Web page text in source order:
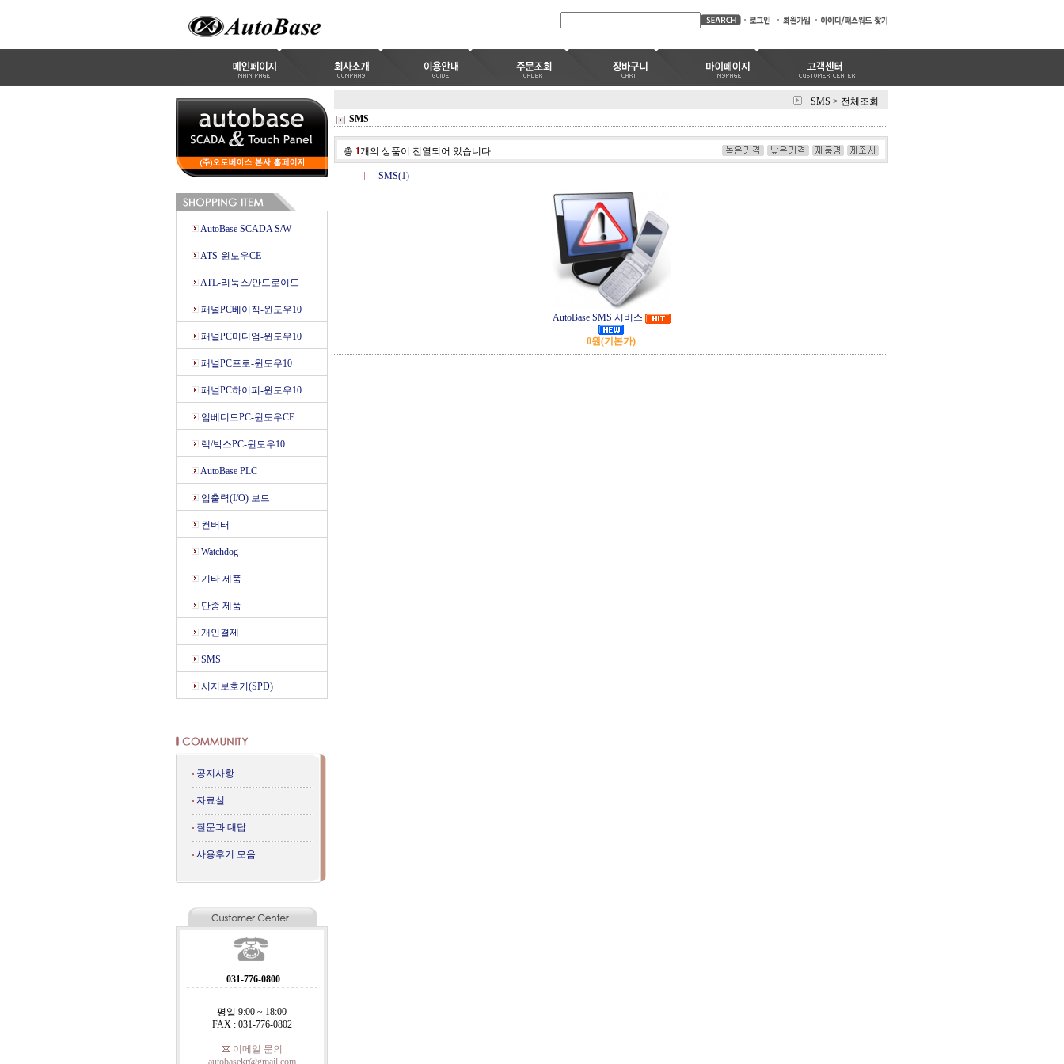
AutoBase SCADA S/W
ATS-윈도우CE
ATL-리눅스/안드로이드
패널PC베이직-윈도우10
패널PC미디엄-윈도우10
패널PC프로-윈도우10
패널PC하이퍼-윈도우10
임베디드PC-윈도우CE
랙/박스PC-윈도우10
AutoBase PLC
입출력(I/O) 보드
컨버터
Watchdog
기타 제품
단종 제품
개인결제
SMS
서지보호기(SPD)
공지사항
자료실
질문과 대답
사용후기 모음
031-776-0800
평일 9:00 ~ 18:00
FAX : 031-776-0802
이메일 문의
autobasekr@gmail.com
SMS > 전체조회
SMS
총 1개의 상품이 진열되어 있습니다
SMS(1)
AutoBase SMS 서비스
0원(기본가)